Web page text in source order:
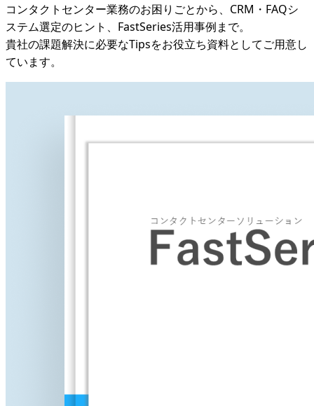
コンタクトセンター業務のお困りごとから、CRM・FAQシ
ステム選定のヒント、FastSeries活用事例まで。
貴社の課題解決に必要なTipsをお役立ち資料としてご用意し
ています。